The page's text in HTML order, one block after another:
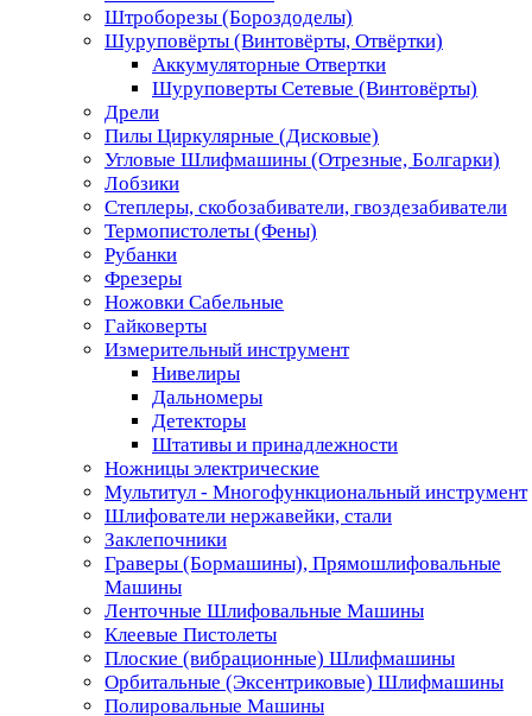
Штроборезы (Бороздоделы)
Шуруповёрты (Винтовёрты, Отвёртки)
Аккумуляторные Отвертки
Шуруповерты Сетевые (Винтовёрты)
Дрели
Пилы Циркулярные (Дисковые)
Угловые Шлифмашины (Отрезные, Болгарки)
Лобзики
Степлеры, скобозабиватели, гвоздезабиватели
Термопистолеты (Фены)
Рубанки
Фрезеры
Ножовки Сабельные
Гайковерты
Измерительный инструмент
Нивелиры
Дальномеры
Детекторы
Штативы и принадлежности
Ножницы электрические
Мультитул - Многофункциональный инструмент
Шлифователи нержавейки, стали
Заклепочники
Граверы (Бормашины), Прямошлифовальные
Машины
Ленточные Шлифовальные Машины
Клеевые Пистолеты
Плоские (вибрационные) Шлифмашины
Орбитальные (Эксентриковые) Шлифмашины
Полировальные Машины